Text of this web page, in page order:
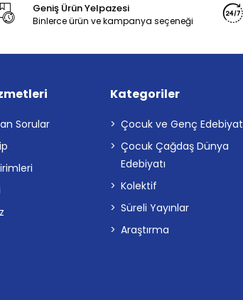
Geniş Ürün Yelpazesi
Binlerce ürün ve kampanya seçeneği
Sorular
Kategoriler
Çocuk ve Genç Edebiyat
Çocuk Çağdaş Dünya
Edebiyatı
Kolektif
Süreli Yayınlar
Araştırma